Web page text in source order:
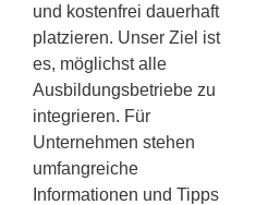
und kostenfrei dauerhaft
platzieren. Unser Ziel ist
es, möglichst alle
Ausbildungsbetriebe zu
integrieren. Für
Unternehmen stehen
umfangreiche
Informationen und Tipps